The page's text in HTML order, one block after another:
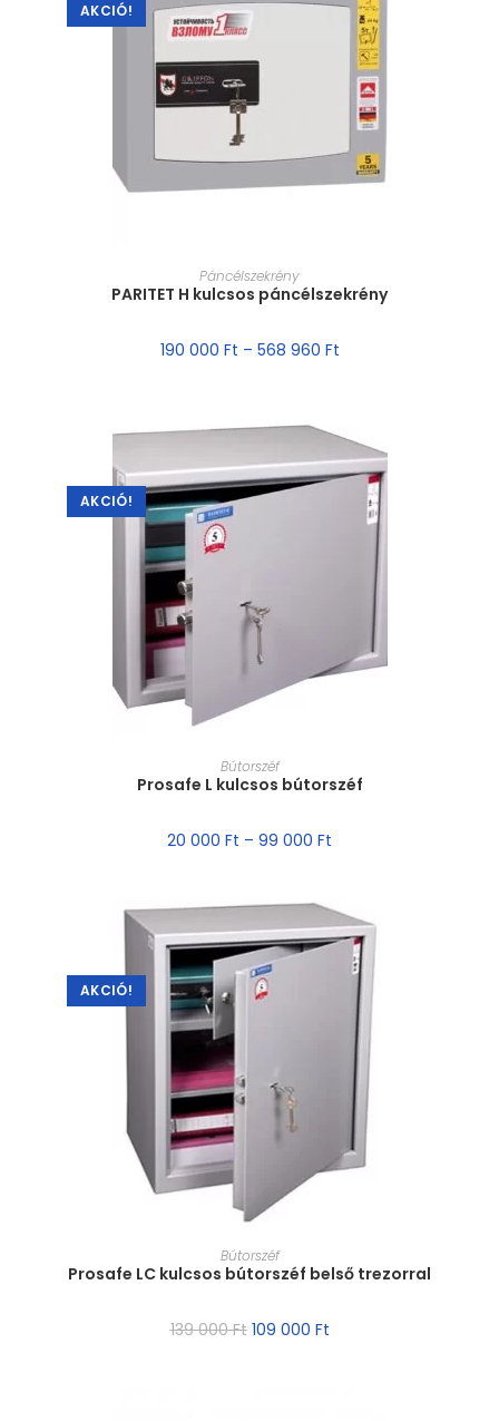
AKCIÓ!
MÉRET VÁLASZTÁSA
Páncélszekrény
PARITET H kulcsos páncélszekrény
190 000 Ft – 568 960 Ft
AKCIÓ!
MÉRET VÁLASZTÁSA
Bútorszéf
Prosafe L kulcsos bútorszéf
20 000 Ft – 99 000 Ft
AKCIÓ!
MÉRET VÁLASZTÁSA
Bútorszéf
Prosafe LC kulcsos bútorszéf belső trezorral
139 000Ft 109 000 Ft